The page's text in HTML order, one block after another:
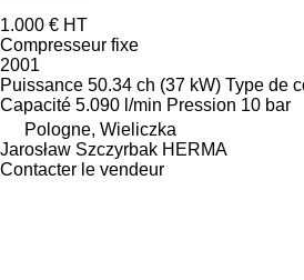
1.000 € HT
Compresseur fixe
2001
Puissance 50.34 ch (37 kW) Type de
Capacité 5.090 l/min Pression 10 bar
Pologne, Wieliczka
Jarosław Szczyrbak HERMA
Contacter le vendeur